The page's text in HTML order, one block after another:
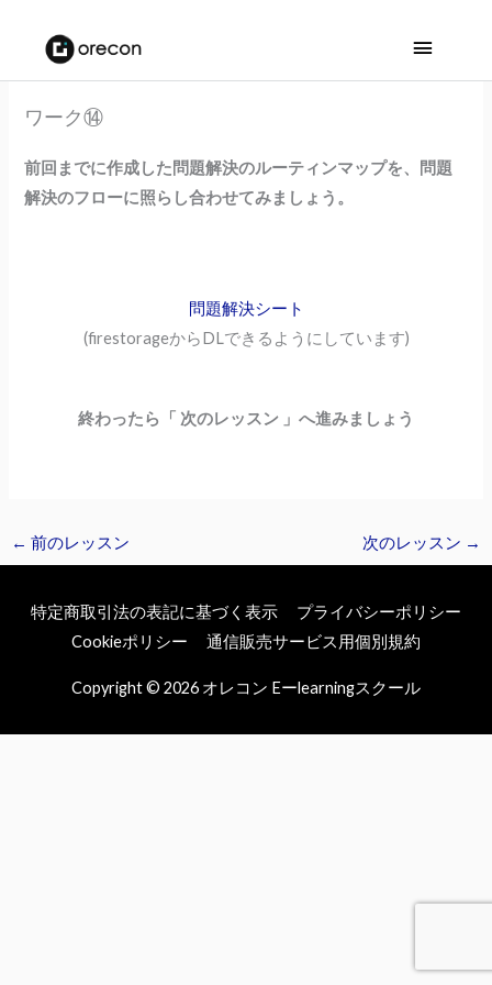
メ
イ
メ
ワーク⑭
前回までに作成した問題解決のルーティンマップを、問題
解決のフローに照らし合わせてみましょう。
問題解決シート
(firestorageからDLできるようにしています)
終わったら「 次のレッスン 」へ進みましょう
← 前のレッスン 次のレッスン →
特定商取引法の表記に基づく表示
プライバシーポリシー
Cookieポリシー
通信販売サービス用個別規約
Copyright © 2026 オレコン Eーlearningスクール